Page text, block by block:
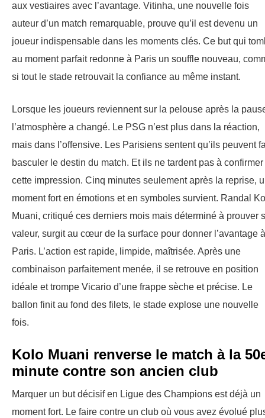
aux vestiaires avec l’avantage. Vitinha, une nouvelle fois
auteur d’un match remarquable, prouve qu’il est devenu un
joueur indispensable dans les moments clés. Ce but qui
au moment parfait redonne à Paris un souffle nouveau,
si tout le stade retrouvait la confiance au même instant.
Lorsque les joueurs reviennent sur la pelouse après la
l’atmosphère a changé. Le PSG n’est plus dans la réaction,
mais dans l’offensive. Les Parisiens sentent qu’ils peuvent
basculer le destin du match. Et ils ne tardent pas à confirmer
cette impression. Cinq minutes seulement après la reprise,
moment fort en émotions et en symboles survient. Randal
Muani, critiqué ces derniers mois mais déterminé à prouver
valeur, surgit au cœur de la surface pour donner l’avantage à
Paris. L’action est rapide, limpide, maîtrisée. Après une
combinaison parfaitement menée, il se retrouve en position
idéale et trompe Vicario d’une frappe sèche et précise. Le
ballon finit au fond des filets, le stade explose une nouvelle
fois.
Kolo Muani renverse le match à la
minute contre son ancien club
Marquer un but décisif en Ligue des Champions est déjà un
moment fort. Le faire contre un club où vous avez évolué